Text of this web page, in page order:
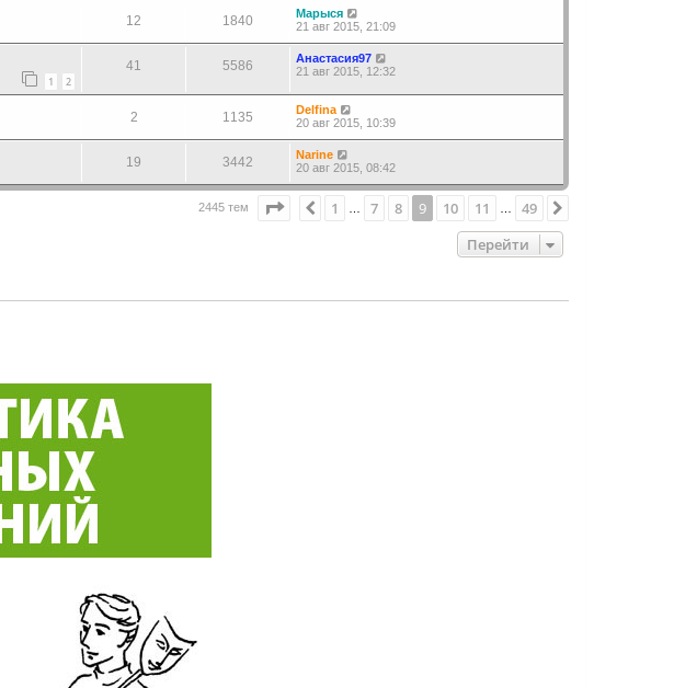
12 1840
Марыся
21 авг 2015, 21:09
1 2
41 5586
Анастасия97
21 авг 2015, 12:32
2 1135
Delfina
20 авг 2015, 10:39
19 3442
Narine
20 авг 2015, 08:42
2445 тем Страница из 49
Пред.
1 7 8 9 10 11 49
Перейти